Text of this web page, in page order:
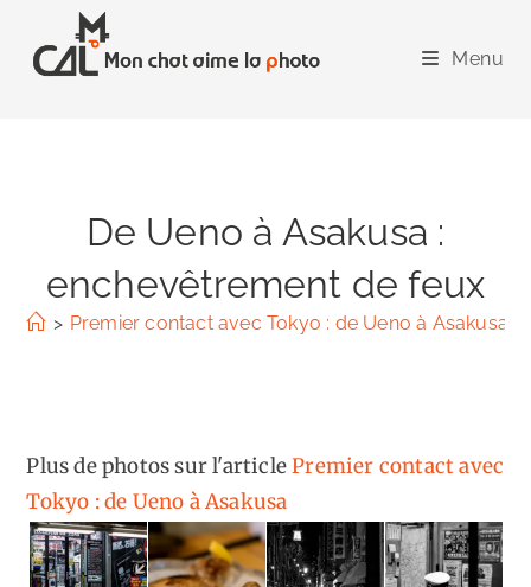
content
Menu
De Ueno à Asakusa :
enchevêtrement de feux
> Premier contact avec Tokyo : de Ueno à Asakusa
Plus de photos sur l'articlePremier contact avec
Tokyo : de Ueno à Asakusa